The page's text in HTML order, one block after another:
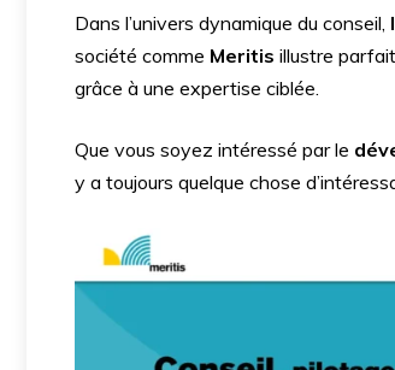
Dans l’univers dynamique du conseil,
société comme Meritis illustre
grâce à une expertise ciblée.
Que vous soyez intéressé par le
y a toujours quelque chose